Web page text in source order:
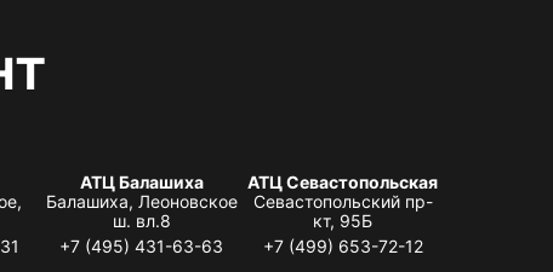
АТЦ Балашиха
Балашиха, Леоновское
ш. вл.8
+7 (495) 431-63-63
АТЦ Севастопольская
Севастопольский пр-
кт, 95Б
+7 (499) 653-72-12